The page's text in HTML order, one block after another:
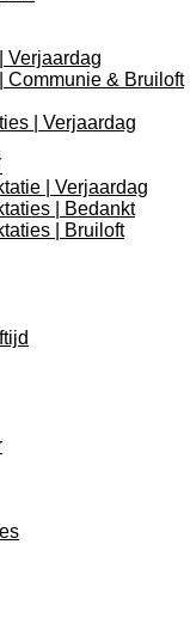
Verjaardag
Communie & Bruiloft
| Verjaardag
| Verjaardag
| Bedankt
| Bruiloft